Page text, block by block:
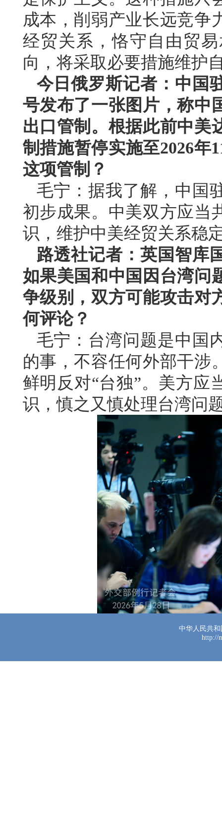
成本，削弱产业长远竞争
经贸关系，恪守自由贸
向，将采取必要措施维护
今日俄罗斯记者：中国
号发布了一张图片，称中
出口管制。根据此前中美
制措施暂停实施至2026年
这项管制？
毛宁：据我了解，中国
初步成果。中美双方应当
识，维护中美经贸关系稳
路透社记者：英国智库
如果美国和中国因台湾问
争级别，双方可能攻击对
何评论？
毛宁：台湾问题是中国
的事，不容任何外部干涉
鲜明反对“台独”。美方应
识，慎之又慎处理台湾问
中华人民共
http://